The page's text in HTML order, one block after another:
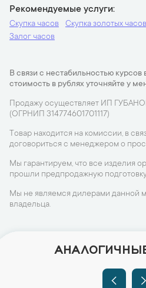
Рекомендуемые услуги
Скупка часов Скупка золотых часов
Залог часов
В связи с нестабильностью курсов
стоимость в рублях уточняйте у
Продажу осуществляет ИП
(ОГРНИП 314774601701117)
Товар находится на комиссии, в
договориться с менеджером о
Мы гарантируем, что все изделия
прошли предпродажную
Мы не являемся дилерами данной
владельца.